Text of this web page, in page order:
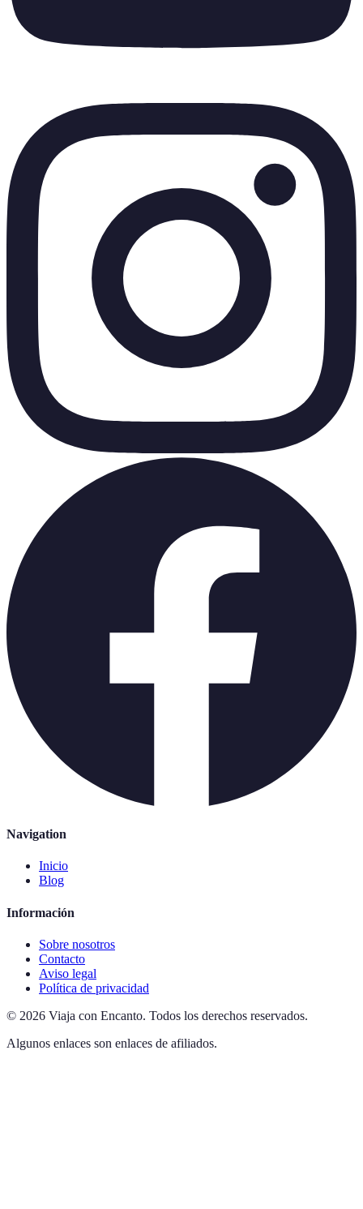
Navigation
Inicio
Blog
Información
Sobre nosotros
Contacto
Aviso legal
Política de privacidad
© 2026 Viaja con Encanto. Todos los derechos reservados.
Algunos enlaces son enlaces de afiliados.